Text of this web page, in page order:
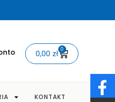
0,00 zł 0
KONTAKT